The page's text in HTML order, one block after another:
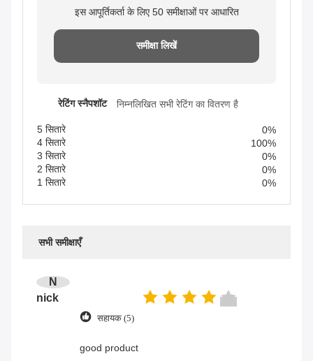
इस आपूर्तिकर्ता के लिए 50 समीक्षाओं पर आधारित
समीक्षा लिखें
रेटिंग स्नैपशॉट निम्नलिखित सभी रेटिंग का वितरण है
5 सितारे
0%
4 सितारे
100%
3 सितारे
0%
2 सितारे
0%
1 सितारे
0%
सभी समीक्षाएँ
N
nick
सहायक (5)
good product